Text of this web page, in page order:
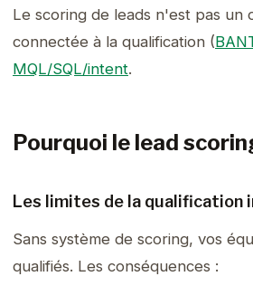
Le scoring de leads n'est pas un
connectée à la qualification (
MQL/SQL/intent.
Pourquoi le lead
Les limites de la qualification
Sans système de scoring, vos
qualifiés. Les conséquences :